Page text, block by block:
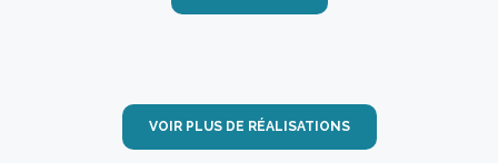
VOIR PLUS DE RÉALISATIONS